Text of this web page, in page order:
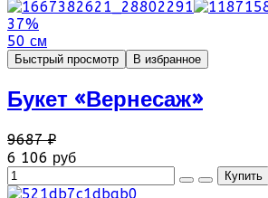
37%
50 см
Быстрый просмотр В избранное
Букет «Вернесаж»
9687 ₽
6 106 руб